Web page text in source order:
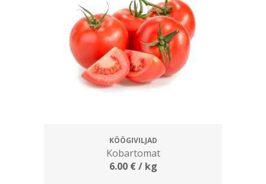
KÖÖGIVILJAD
Kobartomat
6.00 €/ kg